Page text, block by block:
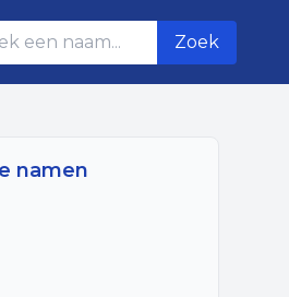
Zoek
namen